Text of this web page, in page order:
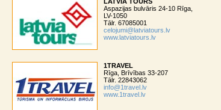
Aspazijas bulvāris 24-10 Rīga,
LV-1050
Tālr. 67085001
celojumi@latviatours.lv
www.latviatours.lv
1TRAVEL
Rīga, Brīvības 33-207
Tālr. 22843062
info@1travel.lv
www.1travel.lv